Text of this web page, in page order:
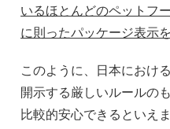
いるほとんどのペットフ
に則ったパッケージ表示
このように、日本におけ
開示する厳しいルールの
比較的安心できるといえま